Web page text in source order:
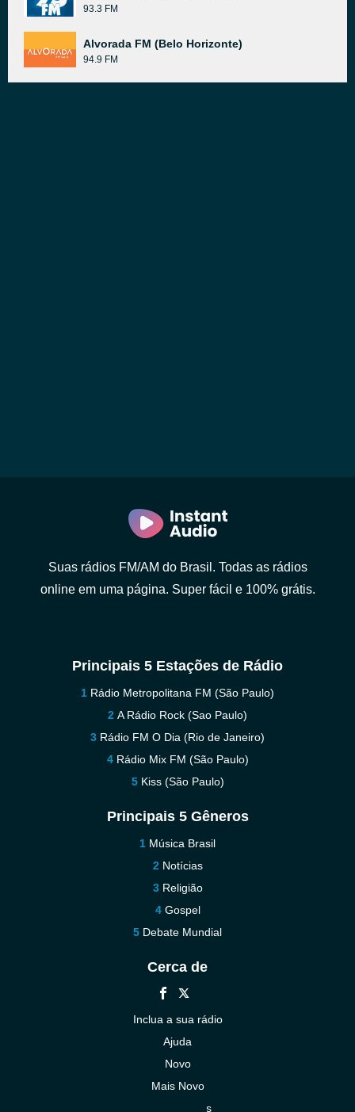
93.3 FM
Alvorada FM (Belo Horizonte)
94.9 FM
Suas rádios FM/AM do Brasil. Todas as rádios
online em uma página. Super fácil e 100% grátis.
Principais 5 Estações de Rádio
Rádio Metropolitana FM (São Paulo)
A Rádio Rock (Sao Paulo)
Rádio FM O Dia (Rio de Janeiro)
Rádio Mix FM (São Paulo)
Kiss (São Paulo)
Principais 5 Gêneros
Música Brasil
Notícias
Religião
Gospel
Debate Mundial
Cerca de
Inclua a sua rádio
Ajuda
Novo
Mais Novo
Contacte-nos